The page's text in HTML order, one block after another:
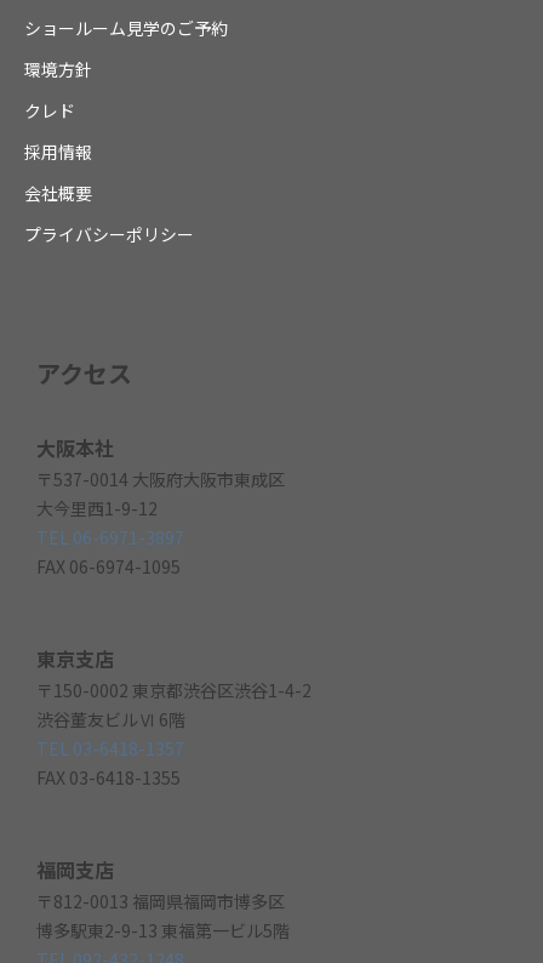
ショールーム見学のご予約
環境方針
クレド
採用情報
会社概要
プライバシーポリシー
アクセス
大阪本社
〒537-0014 大阪府大阪市東成区
大今里西1-9-12
TEL 06-6971-3897
FAX 06-6974-1095
東京支店
〒150-0002 東京都渋谷区渋谷1-4-2
渋谷董友ビルⅥ 6階
TEL 03-6418-1357
FAX 03-6418-1355
福岡支店
〒812-0013 福岡県福岡市博多区
博多駅東2-9-13 東福第一ビル5階